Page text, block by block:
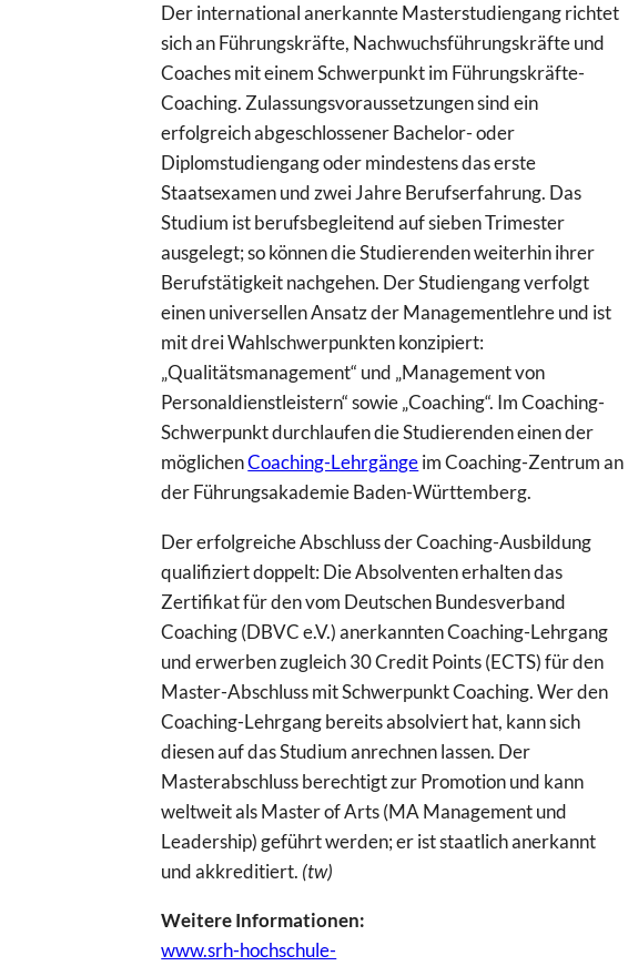
Der international anerkannte Masterstudiengang richtet
sich an Führungskräfte, Nachwuchsführungskräfte und
Coaches mit einem Schwerpunkt im Führungskräfte-
Coaching. Zulassungsvoraussetzungen sind ein
erfolgreich abgeschlossener Bachelor- oder
Diplomstudiengang oder mindestens das erste
Staatsexamen und zwei Jahre Berufserfahrung. Das
Studium ist berufsbegleitend auf sieben Trimester
ausgelegt; so können die Studierenden weiterhin ihrer
Berufstätigkeit nachgehen. Der Studiengang verfolgt
einen universellen Ansatz der Managementlehre und ist
mit drei Wahlschwerpunkten konzipiert:
„Qualitätsmanagement“ und „Management von
Personaldienstleistern“ sowie „Coaching“. Im Coaching-
Schwerpunkt durchlaufen die Studierenden einen der
möglichenCoaching-Lehrgängeim Coaching-Zentrum an
der Führungsakademie Baden-Württemberg.
Der erfolgreiche Abschluss der Coaching-Ausbildung
qualifiziert doppelt: Die Absolventen erhalten das
Zertifikat für den vom Deutschen Bundesverband
Coaching (DBVC e.V.) anerkannten Coaching-Lehrgang
und erwerben zugleich 30 Credit Points (ECTS) für den
Master-Abschluss mit Schwerpunkt Coaching. Wer den
Coaching-Lehrgang bereits absolviert hat, kann sich
diesen auf das Studium anrechnen lassen. Der
Masterabschluss berechtigt zur Promotion und kann
weltweit als Master of Arts (MA Management und
Leadership) geführt werden; er ist staatlich anerkannt
und akkreditiert. (tw)
Weitere Informationen:
www.srh-hochschule-